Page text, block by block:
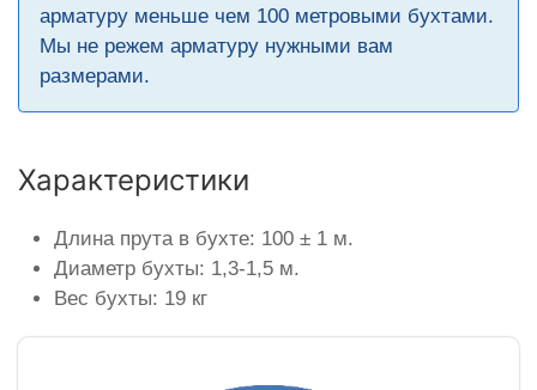
арматуру меньше чем 100 метровыми бухтами.
Мы не режем арматуру нужными вам
размерами.
Характеристики
Длина прута в бухте: 100 ± 1 м.
Диаметр бухты: 1,3-1,5 м.
Вес бухты: 19 кг